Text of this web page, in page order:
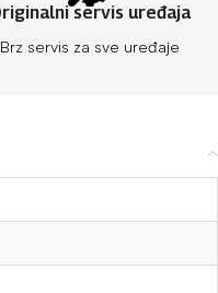
servis uređaja
Brz servis za sve uređaje